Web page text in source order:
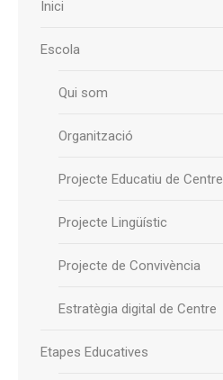
Inici
Escola
Qui som
Organització
Projecte Educatiu de Centre
Projecte Lingüístic
Projecte de Convivència
Estratègia digital de Centre
Etapes Educatives